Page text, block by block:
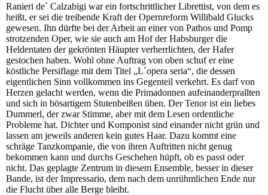
Ranieri de´ Calzabigi war ein fortschrittlicher Librettist, von dem es
heißt, er sei die treibende Kraft der Opernreform Willibald Glucks
gewesen. Ihn dürfte bei der Arbeit an einer von Pathos und Pomp
strotzenden Oper, wie sie auch am Hof der Habsburger die
Heldentaten der gekrönten Häupter verherrlichten, der Hafer
gestochen haben. Wohl ohne Auftrag von oben schuf er eine
köstliche Persiflage mit dem Titel „L´opera seria“, die dessen
eigentlichen Sinn vollkommen ins Gegenteil verkehrt. Es darf von
Herzen gelacht werden, wenn die Primadonnen aufeinanderprallten
und sich in bösartigem Stutenbeißen üben. Der Tenor ist ein liebes
Dummerl, der zwar Stimme, aber mit dem Lesen ordentliche
Probleme hat. Dichter und Komponist sind einander nicht grün und
lassen am jeweils anderen kein gutes Haar. Dazu kommt eine
schräge Tanzkompanie, die von ihren Auftritten nicht genug
bekommen kann und durchs Geschehen hüpft, ob es passt oder
nicht. Das geplagte Zentrum in diesem Ensemble, besser in dieser
Bande, ist der Impressario, dem nach dem unrühmlichen Ende nur
die Flucht über alle Berge bleibt.